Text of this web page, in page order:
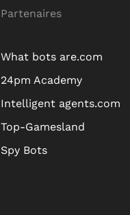
Partenaires
What bots are.com
24pm Academy
Intelligent agents.com
Top-Gamesland
Spy Bots